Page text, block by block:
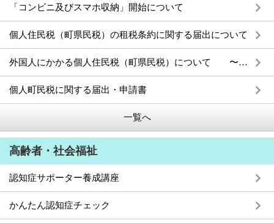
「コンビニ及びスマホ収納」開始について
個人住民税（町県民税）の租税条約に関する届出について
外国人にかかる個人住民税（町県民税）について 〜外国人の方を雇用する事業主の方へ〜
個人町民税に関する届出・申請書
一覧へ
高齢者・社会福祉
認知症サポーター養成講座
かんたん認知症チェック